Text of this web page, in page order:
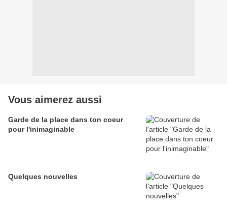
Vous aimerez aussi
Garde de la place dans ton coeur
pour l'inimaginable
Quelques nouvelles